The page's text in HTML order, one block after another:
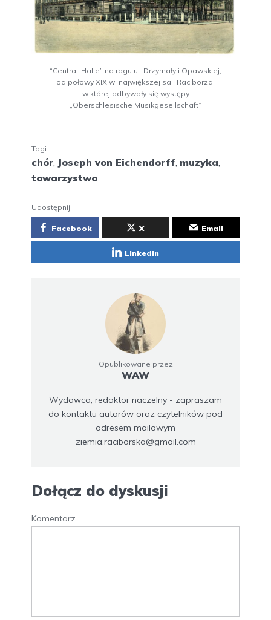
“Central-Halle” na rogu ul. Drzymały i Opawskiej,
od połowy XIX w. największej sali Raciborza,
w której odbywały się występy
„Oberschlesische Musikgesellschaft”
Tagi
chór, Joseph von Eichendorff, muzyka,
towarzystwo
Udostępnij
Facebook X Email
LinkedIn
Opublikowane przez
WAW
Wydawca, redaktor naczelny - zapraszam
do kontaktu autorów oraz czytelników pod
adresem mailowym
ziemia.raciborska@gmail.com
Dołącz do dyskusji
Komentarz